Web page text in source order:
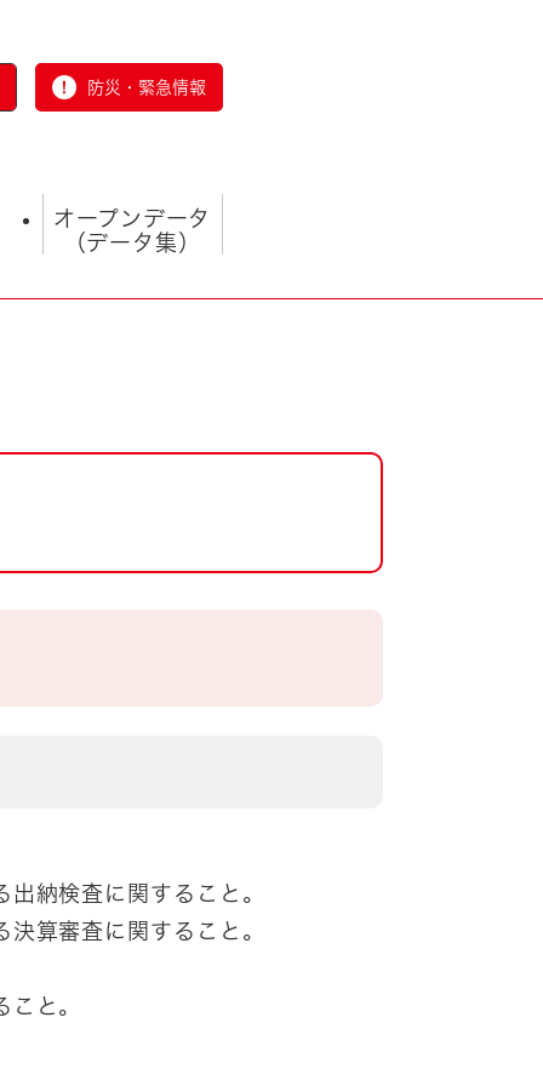
防災・緊急情報
オープンデータ
（データ集）
納検査に関すること。
算審査に関すること。
と。